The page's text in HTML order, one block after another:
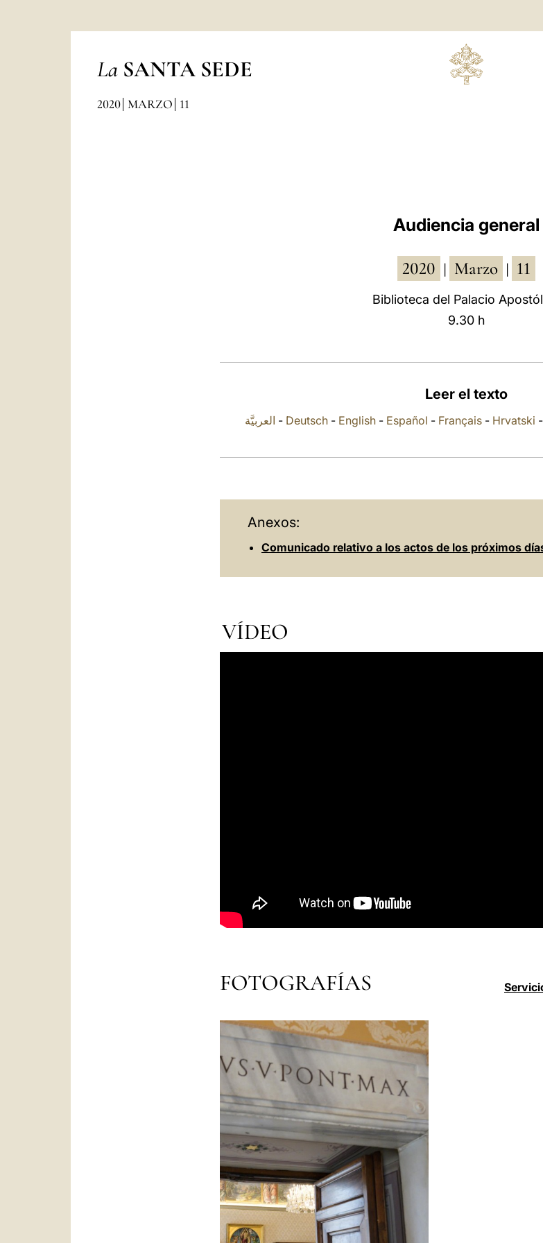
La SANTA SEDE
2020 MARZO 11
Audiencia general
2020 Marzo 11
Biblioteca del Palacio
9.30 h
Leer el texto
العربيَّة - Deutsch- English- Español - Français- Hrvatski -
Anexos:
Comunicado relativo a los actos de los próximos
VÍDEO
FOTOGRAFÍAS